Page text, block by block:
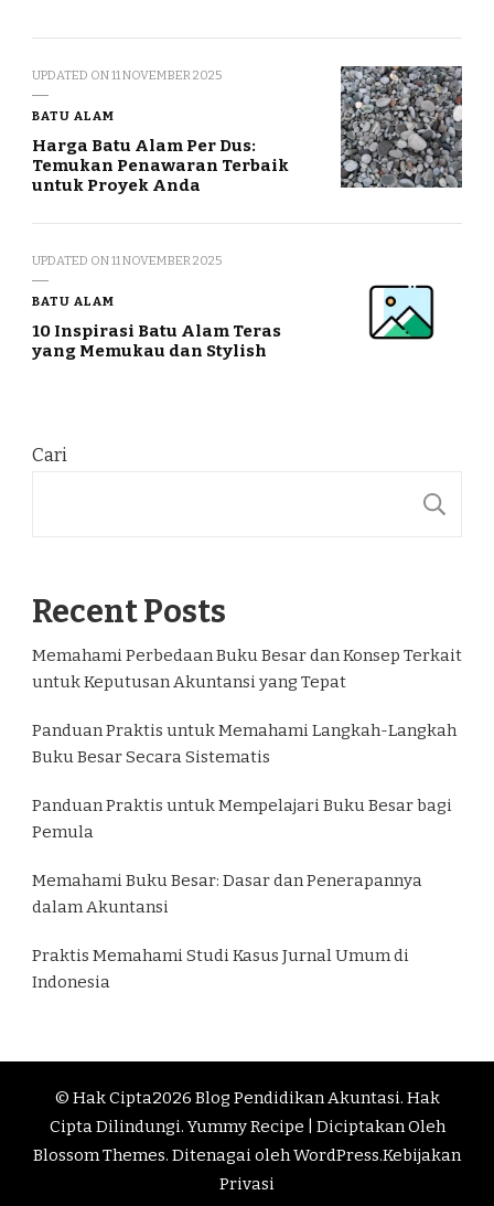
UPDATED ON11 NOVEMBER 2025
BATU ALAM
Harga Batu Alam Per Dus:
Temukan Penawaran Terbaik
untuk Proyek Anda
UPDATED ON11 NOVEMBER 2025
BATU ALAM
10 Inspirasi Batu Alam Teras
yang Memukau dan Stylish
Cari
Recent Posts
Memahami Perbedaan Buku Besar dan Konsep Terkait
untuk Keputusan Akuntansi yang Tepat
Panduan Praktis untuk Memahami Langkah-Langkah
Buku Besar Secara Sistematis
Panduan Praktis untuk Mempelajari Buku Besar bagi
Pemula
Memahami Buku Besar: Dasar dan Penerapannya
dalam Akuntansi
Praktis Memahami Studi Kasus Jurnal Umum di
Indonesia
© Hak Cipta2026 Blog Pendidikan Akuntasi. Hak
Cipta Dilindungi.Yummy Recipe | Diciptakan Oleh
Blossom Themes. Ditenagai olehWordPress.Kebijakan
Privasi